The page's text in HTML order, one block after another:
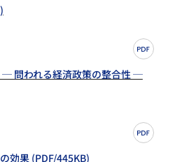
─ 問われる経済政策の整合性 ─
効果 (PDF/445KB)